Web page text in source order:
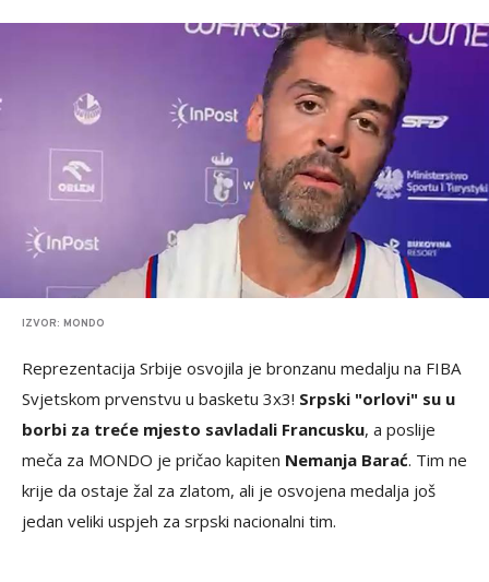
IZVOR: MONDO
Reprezentacija Srbije osvojila je bronzanu medalju na FIBA
Svjetskom prvenstvu u basketu 3x3! Srpski "orlovi" su u
borbi za treće mjesto savladali Francusku, a poslije
meča za MONDO je pričao kapiten Nemanja Barać. Tim ne
krije da ostaje žal za zlatom, ali je osvojena medalja još
jedan veliki uspjeh za srpski nacionalni tim.